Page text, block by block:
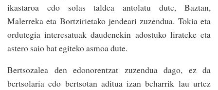
ikastaroa edo solas taldea antolatu dute, Baztan,
Malerreka eta Bortzirietako jendeari zuzendua. Tokia eta
ordutegia interesatuak daudenekin adostuko lirateke eta
astero saio bat egiteko asmoa dute.
Bertsozalea den edonorentzat zuzendua dago, ez da
bertsolaria edo bertsotan aditua izan beharrik lau urtez